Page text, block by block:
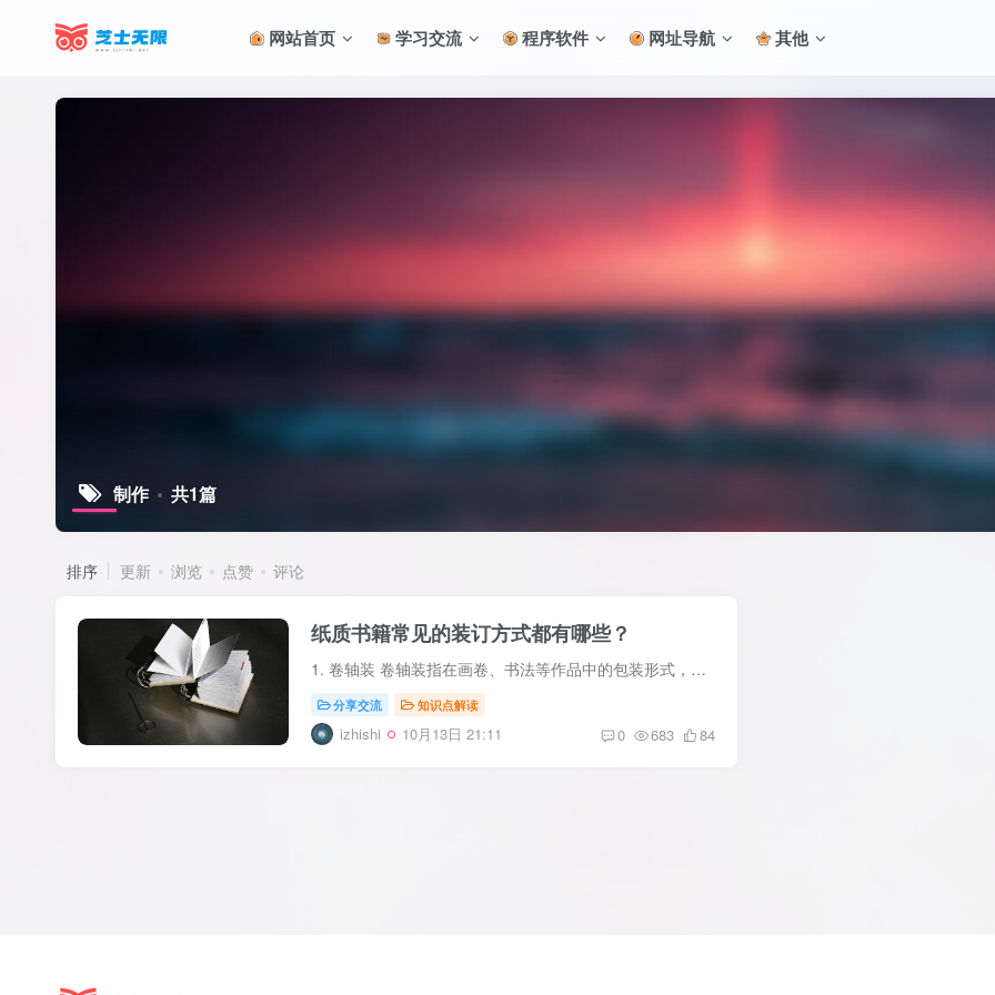
网站首页 学习交流 程序软件 网址导航 其他
制作 共1篇
排序 更新 浏览 点赞 评论
纸质书籍常见的装订方式都有哪些？
1. 卷轴装 卷轴装指在画卷、书法等作品中的包装形式，分为横幅装和竖幅装。它在纸张发明后，延续了简帛的风格，成为最早出现的装帧形式，具有中华传统文化特色。 2. 古线装 古线装指利用棉...
分享交流 知识点解读
izhishi 10月13日 21:11 0 683 84